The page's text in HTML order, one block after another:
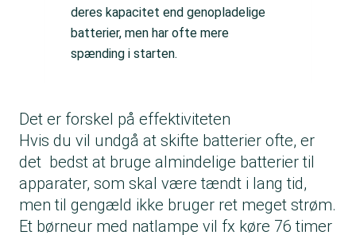
deres kapacitet end genopladelige
batterier, men har ofte mere
spænding i starten.
Det er forskel på effektiviteten
Hvis du vil undgå at skifte batterier ofte, er
det bedst at bruge almindelige batterier til
apparater, som skal være tændt i lang tid,
men til gengæld ikke bruger ret meget strøm.
Et børneur med natlampe vil fx køre 76 timer